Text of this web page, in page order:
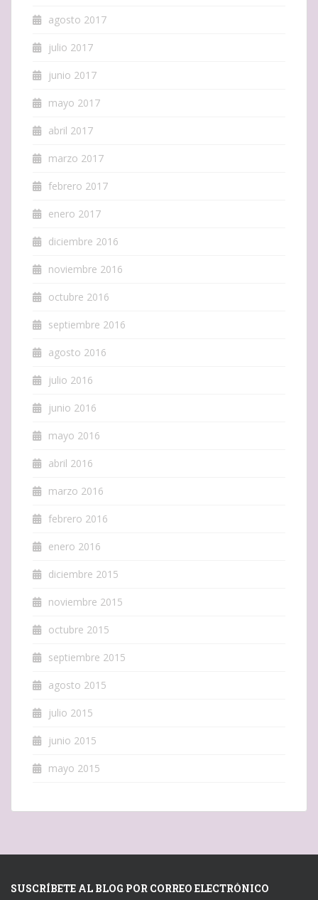
agosto 2017
julio 2017
junio 2017
mayo 2017
abril 2017
marzo 2017
febrero 2017
enero 2017
diciembre 2016
noviembre 2016
octubre 2016
septiembre 2016
agosto 2016
julio 2016
junio 2016
mayo 2016
abril 2016
marzo 2016
febrero 2016
enero 2016
diciembre 2015
noviembre 2015
octubre 2015
septiembre 2015
agosto 2015
julio 2015
junio 2015
mayo 2015
SUSCRÍBETE AL BLOG POR CORREO ELECTRÓNICO